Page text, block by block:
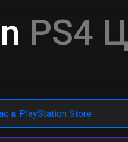
PS4
в PlayStation Store